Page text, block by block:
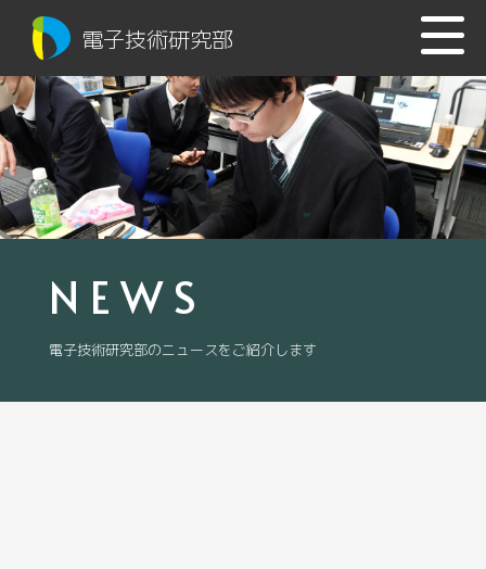
電子技術研究部
NEWS
電子技術研究部のニュースをご紹介します